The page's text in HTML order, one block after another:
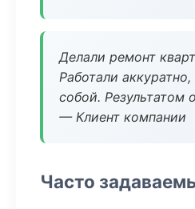
Делали ремонт
Работали
собой. Результатом
— Клиент компании
Часто